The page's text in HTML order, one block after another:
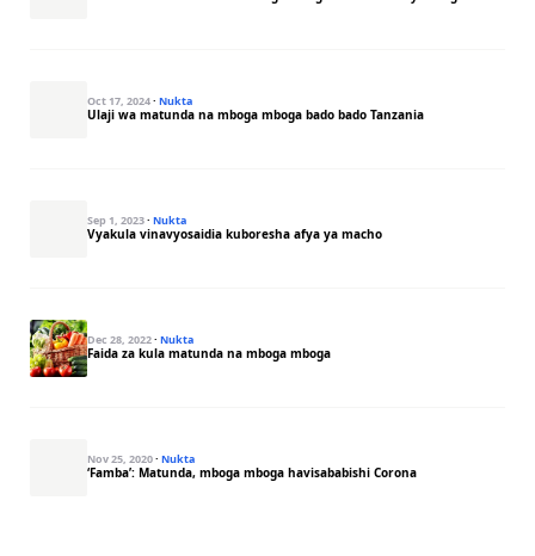
Oct 17, 2024· Nukta
Ulaji wa matunda na mboga mboga bado bado Tanzania
Sep 1, 2023· Nukta
Vyakula vinavyosaidia kuboresha afya ya macho
Dec 28, 2022· Nukta
Faida za kula matunda na mboga mboga
Nov 25, 2020· Nukta
‘Famba’: Matunda, mboga mboga havisababishi Corona